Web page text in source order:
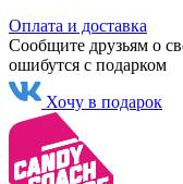
Оплата и доставка
Сообщите друзьям о
ошибутся с подарком
Хочу в подарок